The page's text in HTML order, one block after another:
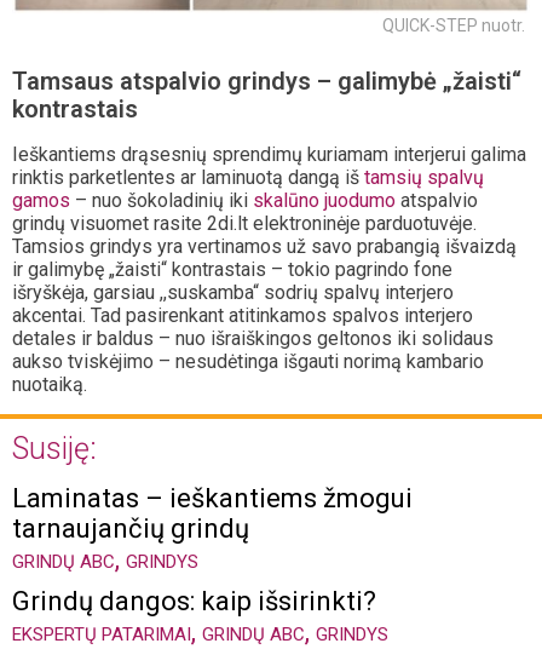
QUICK-STEP nuotr.
Tamsaus atspalvio grindys – galimybė „žaisti“
kontrastais
Ieškantiems drąsesnių sprendimų kuriamam interjerui galima
rinktis parketlentes ar laminuotą dangą iš tamsių spalvų
gamos – nuo šokoladinių iki skalūno juodumo atspalvio
grindų visuomet rasite 2di.lt elektroninėje parduotuvėje.
Tamsios grindys yra vertinamos už savo prabangią išvaizdą
ir galimybę „žaisti“ kontrastais – tokio pagrindo fone
išryškėja, garsiau ,,suskamba“ sodrių spalvų interjero
akcentai. Tad pasirenkant atitinkamos spalvos interjero
detales ir baldus – nuo išraiškingos geltonos iki solidaus
aukso tviskėjimo – nesudėtinga išgauti norimą kambario
nuotaiką.
Susiję:
Laminatas – ieškantiems žmogui
tarnaujančių grindų
GRINDŲ ABC, GRINDYS
Grindų dangos: kaip išsirinkti?
EKSPERTŲ PATARIMAI, GRINDŲ ABC, GRINDYS